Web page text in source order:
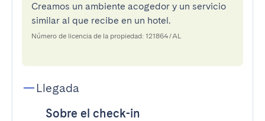
Creamos un ambiente acogedor y un servicio
similar al que recibe en un hotel.
Número de licencia de la propiedad: 121864/AL
Llegada
Sobre el check-in